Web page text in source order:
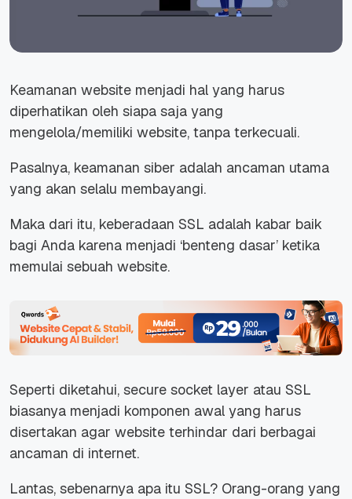
Keamanan website menjadi hal yang harus
diperhatikan oleh siapa saja yang
mengelola/memiliki website, tanpa terkecuali.
Pasalnya, keamanan siber adalah ancaman utama
yang akan selalu membayangi.
Maka dari itu, keberadaan SSL adalah kabar baik
bagi Anda karena menjadi ‘benteng dasar’ ketika
memulai sebuah website.
Seperti diketahui, secure socket layer atau SSL
biasanya menjadi komponen awal yang harus
disertakan agar website terhindar dari berbagai
ancaman di internet.
Lantas, sebenarnya apa itu SSL? Orang-orang yang